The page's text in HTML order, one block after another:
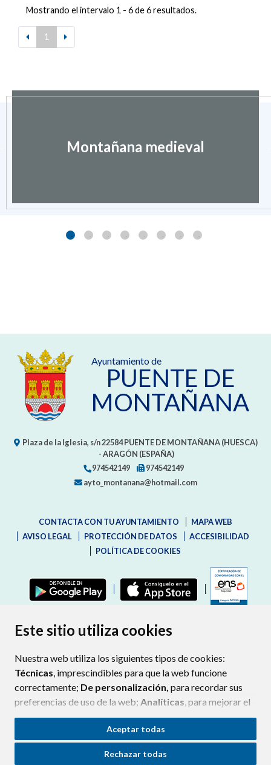
Este sitio utiliza cookies
Nuestra web utiliza los siguientes tipos de cookies:
Técnicas, imprescindibles para que la web funcione
correctamente; De personalización, para recordar sus
preferencias de uso de la web; Analíticas, para mejorar el
funcionamiento de la web y sus servicios.
Si acepta pulsando el botón“Aceptar todas”
consideramos que acepta su uso. Si pulsa el botón
Aceptar todas
Rechazar todas
Mostrando el intervalo 1 - 6 de 6 resultados.
1
Montañana medieval
Ayuntamiento de
PUENTE DE
MONTAÑANA
Plaza de la Iglesia, s/n22584 PUENTE DE MONTAÑANA (HUESCA)
- ARAGÓN (ESPAÑA)
974542149
974542149
ayto_montanana@hotmail.com
CONTACTA CON TU AYUNTAMIENTO
MAPA WEB
AVISO LEGAL
PROTECCIÓN DE DATOS
ACCESIBILIDAD
POLÍTICA DE COOKIES